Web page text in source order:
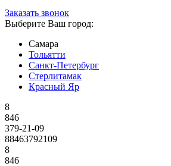
Заказать звонок
Выберите Ваш город:
Самара
Тольятти
Санкт-Петербург
Стерлитамак
Красный Яр
8
846
379-21-09
88463792109
8
846